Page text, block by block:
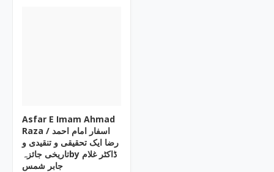
Asfar E Imam Ahmad
Raza / اسفار امام احمد
رضا ایک تحقیقی و تنقیدی و
تاریخی جائزہby ڈاکٹر غلام
جابر شمس